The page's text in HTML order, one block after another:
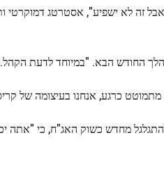
זה לא ישפיע", אסטרטג דמוקרטי
כרגע, אנחנו בעיצומה של
מחדש כשוק האג"ח, כי "אתה